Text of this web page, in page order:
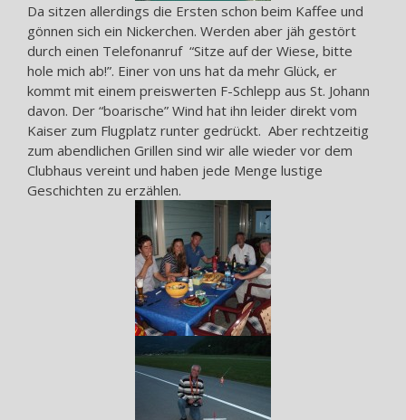
Da sitzen allerdings die Ersten schon beim Kaffee und
gönnen sich ein Nickerchen. Werden aber jäh gestört
durch einen Telefonanruf “Sitze auf der Wiese, bitte
hole mich ab!”. Einer von uns hat da mehr Glück, er
kommt mit einem preiswerten F-Schlepp aus St. Johann
davon. Der “boarische” Wind hat ihn leider direkt vom
Kaiser zum Flugplatz runter gedrückt. Aber rechtzeitig
zum abendlichen Grillen sind wir alle wieder vor dem
Clubhaus vereint und haben jede Menge lustige
Geschichten zu erzählen.